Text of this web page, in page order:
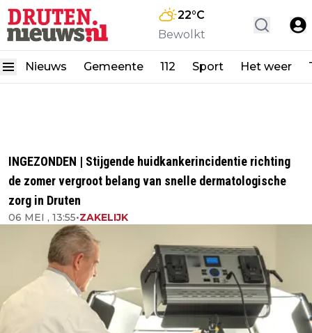
22°C
Bewolkt
Nieuws Gemeente 112 Sport Het weer
INGEZONDEN | Stijgende huidkankerincidentie richting
de zomer vergroot belang van snelle dermatologische
zorg in Druten
06 MEI , 13:55•ZAKELIJK